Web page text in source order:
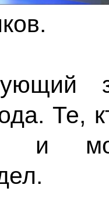
Те,
и